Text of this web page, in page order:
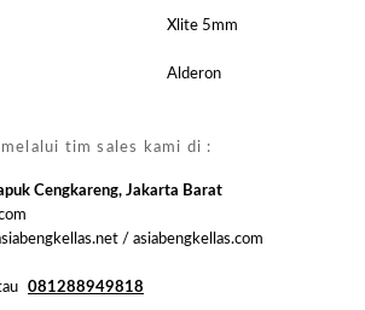
Xlite 5mm
Alderon
tim sales kami di :
Cengkareng, Jakarta Barat
/ asiabengkellas.com
081288949818